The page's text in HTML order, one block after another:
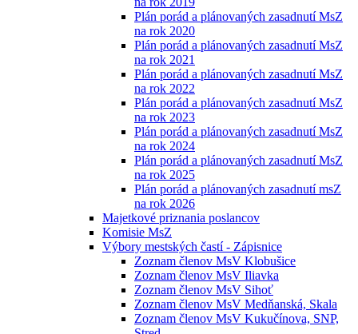
Plán porád a plánovaných zasadnutí MsZ
na rok 2020
Plán porád a plánovaných zasadnutí MsZ
na rok 2021
Plán porád a plánovaných zasadnutí MsZ
na rok 2022
Plán porád a plánovaných zasadnutí MsZ
na rok 2023
Plán porád a plánovaných zasadnutí MsZ
na rok 2024
Plán porád a plánovaných zasadnutí MsZ
na rok 2025
Plán porád a plánovaných zasadnutí msZ
na rok 2026
Majetkové priznania poslancov
Komisie MsZ
Výbory mestských častí - Zápisnice
Zoznam členov MsV Klobušice
Zoznam členov MsV Iliavka
Zoznam členov MsV Sihoť
Zoznam členov MsV Medňanská, Skala
Zoznam členov MsV Kukučínova, SNP,